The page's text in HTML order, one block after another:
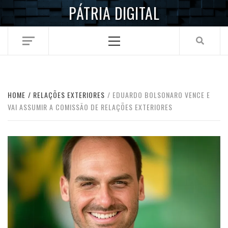
Skip
PÁTRIA DIGITAL
Menu
HOME RELAÇÕES EXTERIORES
EDUARDO BOLSONARO VENCE E
VAI ASSUMIR A COMISSÃO DE RELAÇÕES EXTERIORES